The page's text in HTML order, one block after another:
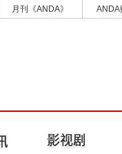
月刊《ANDA》 ANDA